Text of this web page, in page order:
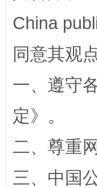
漫山遍野的桃花
China
同意其观
一、遵守
定》。
二、尊重
三、中国